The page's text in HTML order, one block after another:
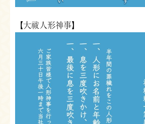
【大祓人形神事】